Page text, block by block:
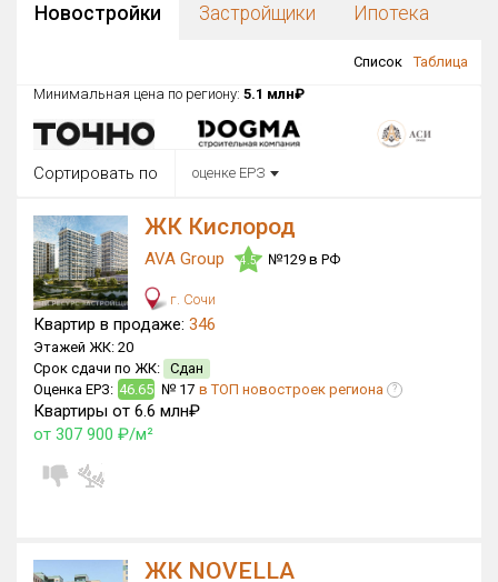
Все
Район в городе
Цена
от
Общая площадь, м²
от
Срок сдачи
от
×ДАП
Новостройки Застройщики Ипотека
Список
Таблица
Минимальная цена по региону: 5.1 млн₽
Сортировать по оценке ЕРЗ
ЖК Кислород
AVA Group 4.5 №129 в РФ
г. Сочи
Квартир в продаже: 346
Этажей ЖК: 20
Срок сдачи по ЖК: Сдан
Оценка ЕРЗ: 46.65 № 17 в ТОП новостроек региона ?
Квартиры от 6.6 млн₽
от 307 900 ₽/м²
ЖК NOVELLA